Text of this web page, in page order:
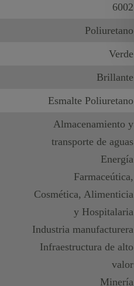
6002
Poliuretano
Verde
Brillante
Esmalte Poliuretano
Almacenamiento y
transporte de aguas
Energía
Farmaceútica,
Cosmética, Alimenticia
y Hospitalaria
Industria manufacturera
Infraestructura de alto
valor
Minería